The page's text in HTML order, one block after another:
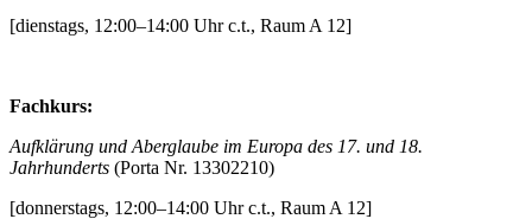
[dienstags, 12:00–14:00 Uhr c.t., Raum A 12]
Fachkurs:
Aufklärung und Aberglaube im Europa des 17. und 18.
Jahrhunderts (Porta Nr. 13302210)
[donnerstags, 12:00–14:00 Uhr c.t., Raum A 12]